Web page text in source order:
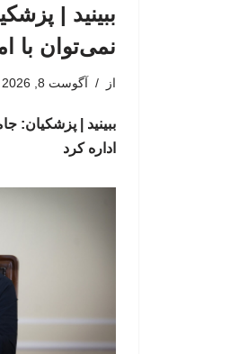
ببینید |
نمی‌توان با
از آگوست 8, 2026
ببینید | پزشکیان:
اداره کرد